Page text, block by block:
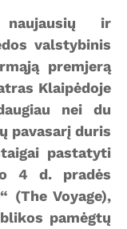
ir
valstybinis
premjerą
Klaipėdoje
nei du
pavasarį duris
pastatyti
4 d. pradės
(The Voyage),
pamėgtų